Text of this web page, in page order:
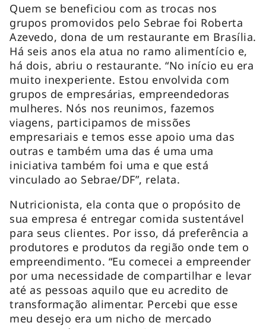
Quem se beneficiou com as trocas nos
grupos promovidos pelo Sebrae foi Roberta
Azevedo, dona de um restaurante em Brasília.
Há seis anos ela atua no ramo alimentício e,
há dois, abriu o restaurante. “No início eu era
muito inexperiente. Estou envolvida com
grupos de empresárias, empreendedoras
mulheres. Nós nos reunimos, fazemos
viagens, participamos de missões
empresariais e temos esse apoio uma das
outras e também uma das é uma uma
iniciativa também foi uma e que está
vinculado ao Sebrae/DF”, relata.
Nutricionista, ela conta que o propósito de
sua empresa é entregar comida sustentável
para seus clientes. Por isso, dá preferência a
produtores e produtos da região onde tem o
empreendimento. “Eu comecei a empreender
por uma necessidade de compartilhar e levar
até as pessoas aquilo que eu acredito de
transformação alimentar. Percebi que esse
meu desejo era um nicho de mercado